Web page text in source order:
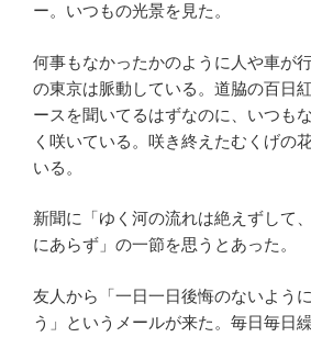
ー。いつもの光景を見た。
何事もなかったかのように人や車が
の東京は脈動している。道脇の百日
ースを聞いてるはずなのに、いつも
く咲いている。咲き終えたむくげの
いる。
新聞に「ゆく河の流れは絶えずして
にあらず」の一節を思うとあった。
友人から「一日一日後悔のないよう
う」というメールが来た。毎日毎日